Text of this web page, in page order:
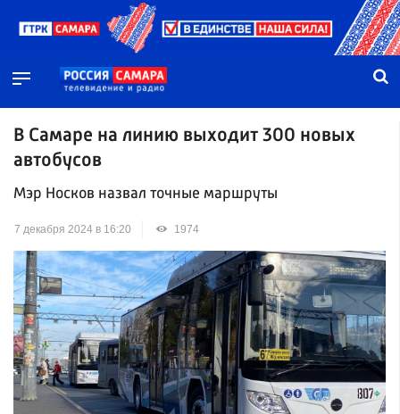
В Самаре на линию выходит 300 новых
автобусов
Мэр Носков назвал точные маршруты
7 декабря 2024 в 16:20 1974